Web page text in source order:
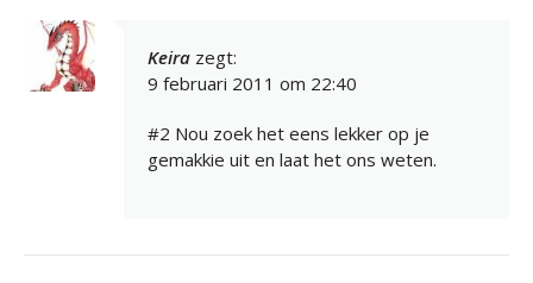
Keira zegt:
9 februari 2011 om 22:40
#2 Nou zoek het eens lekker op je
gemakkie uit en laat het ons weten.